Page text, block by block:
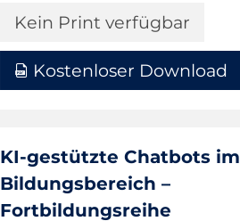
Kein Print verfügbar
Kostenloser Download
KI-gestützte Chatbots im
Bildungsbereich –
Fortbildungsreihe